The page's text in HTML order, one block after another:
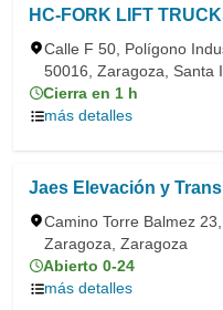
HC-FORK LIFT
Calle F 50, Polígono
50016, Zaragoza, Santa
Cierra en 1 h
más detalles
Jaes Elevación y
Camino Torre Balmez 23,
Zaragoza, Zaragoza
Abierto 0-24
más detalles